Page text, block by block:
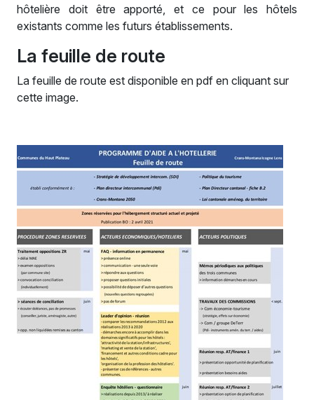
hôtelière doit être apporté, et ce pour les hôtels
existants comme les futurs établissements.
La feuille de route
La feuille de route est disponible en pdf en cliquant sur
cette image.